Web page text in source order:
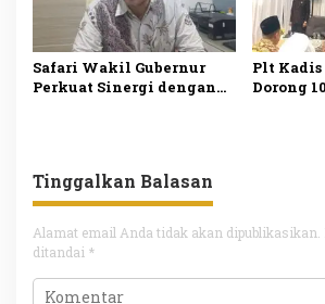
Safari Wakil Gubernur
Perkuat Sinergi dengan
Plt Kadis
Dorong
Tinggalkan Balasan
Alamat email Anda tidak akan dipublikasikan.
ditandai *